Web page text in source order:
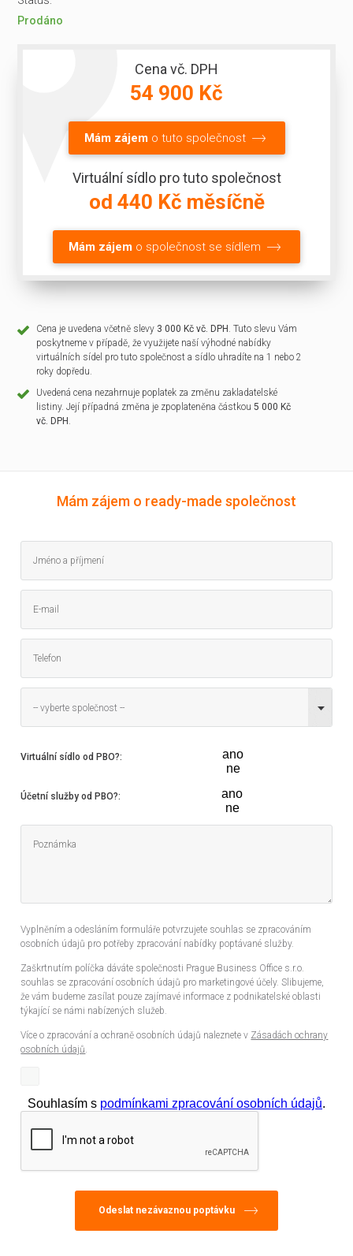
Prodáno
Cena vč. DPH
54 900 Kč
Mám zájemo tuto společnost
Virtuální sídlo pro tuto společnost
od 440 Kč měsíčně
Mám zájem o společnost se sídlem
Cena je uvedena včetně slevy 3 000 Kč vč. DPH . Tuto slevu Vám
poskytneme v případě, že využijete naší výhodné nabídky
virtuálních sídel pro tuto společnost a sídlo uhradíte na 1 nebo 2
roky dopředu.
Uvedená cena nezahrnuje poplatek za změnu zakladatelské
listiny. Její případná změna je zpoplateněna částkou5 000 Kč
vč. DPH .
Mám zájem o ready-made společnost
-- vyberte společnost --
Virtuální sídlo od PBO?:
ano
ne
Účetní služby od PBO?:
ano
ne
Vyplněním a odesláním formuláře potvrzujete souhlas se zpracováním
osobních údajů pro potřeby zpracování nabídky poptávané služby.
Zaškrtnutím políčka dáváte společnosti Prague Business Office s.r.o.
souhlas se zpracování osobních údajů pro marketingové účely. Slibujeme,
že vám budeme zasílat pouze zajímavé informace z podnikatelské oblasti
týkající se námi nabízených služeb.
Více o zpracování a ochraně osobních údajů naleznete v Zásadách ochrany
osobních údajů.
Souhlasím s podmínkami zpracování osobních údajů.